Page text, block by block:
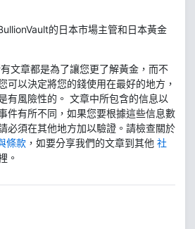
的日本市場主管和日本黃金
文章都是為了讓您更了解黃金，而不
可以決定將您的錢使用在最好的地方，
有風險性的。 文章中所包含的信息以
件有所不同，如果您要根據這些信息數
必須在其他地方加以驗證。請檢查關於
條款 ，如要分享我們的文章到其他 社
。